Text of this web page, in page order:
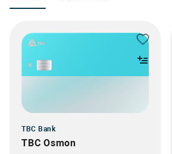
TBC Bank
TBC Osmon